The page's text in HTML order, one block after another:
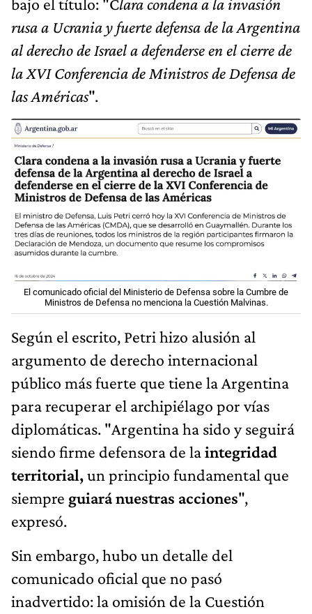
rusa a Ucrania y fuerte defensa de la Argentina
al derecho de Israel a defenderse en el cierre de
la XVI Conferencia de Ministros de Defensa de
las Américas".
El comunicado oficial del Ministerio de Defensa sobre la Cumbre de
Ministros de Defensa no menciona la Cuestión Malvinas.
Según el escrito, Petri hizo alusión al
argumento de derecho internacional
público más fuerte que tiene la Argentina
para recuperar el archipiélago por vías
diplomáticas. "Argentina ha sido y seguirá
siendo firme defensora de laintegridad
territorial,un principio fundamental que
siempre guiará nuestras acciones",
expresó.
Sin embargo, hubo un detalle del
comunicado oficial que no pasó
inadvertido: la omisión de la Cuestión